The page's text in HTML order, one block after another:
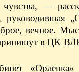
чувства, —
руководившая
вечное.
припишут в ЦК
«Орленка»